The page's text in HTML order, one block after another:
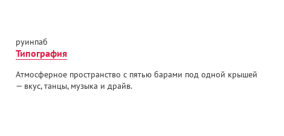
руинпаб
Типография
Атмосферное пространство с пятью барами под одной крышей
— вкус, танцы, музыка и драйв.